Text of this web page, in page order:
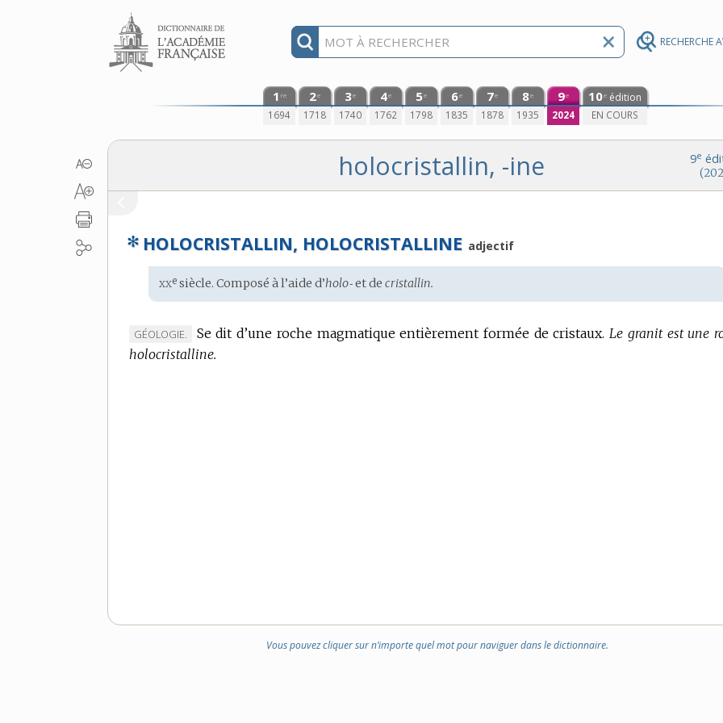
RECHERCHE
Aller au contenu
1 re
1694
2e
1718
3e
1740
4e
1762
5e
1798
6e
1835
7e
1878
8e
1935
9e
2024
10e édition
EN COURS
9e
holocristallin, -ine
✻ HOLOCRISTALLIN, HOLOCRISTALLINE adjectif
Étymologie
:
xxe siècle. Composé à l’aide d’holo‑et decristallin.
MARQUE
DE
GÉOLOGIE. Se dit d’une roche magmatique entièrement formée de cristaux. Le granit est une
holocristalline.
Vous pouvez cliquer sur n’importe quel mot pour naviguer dans le dictionnaire.